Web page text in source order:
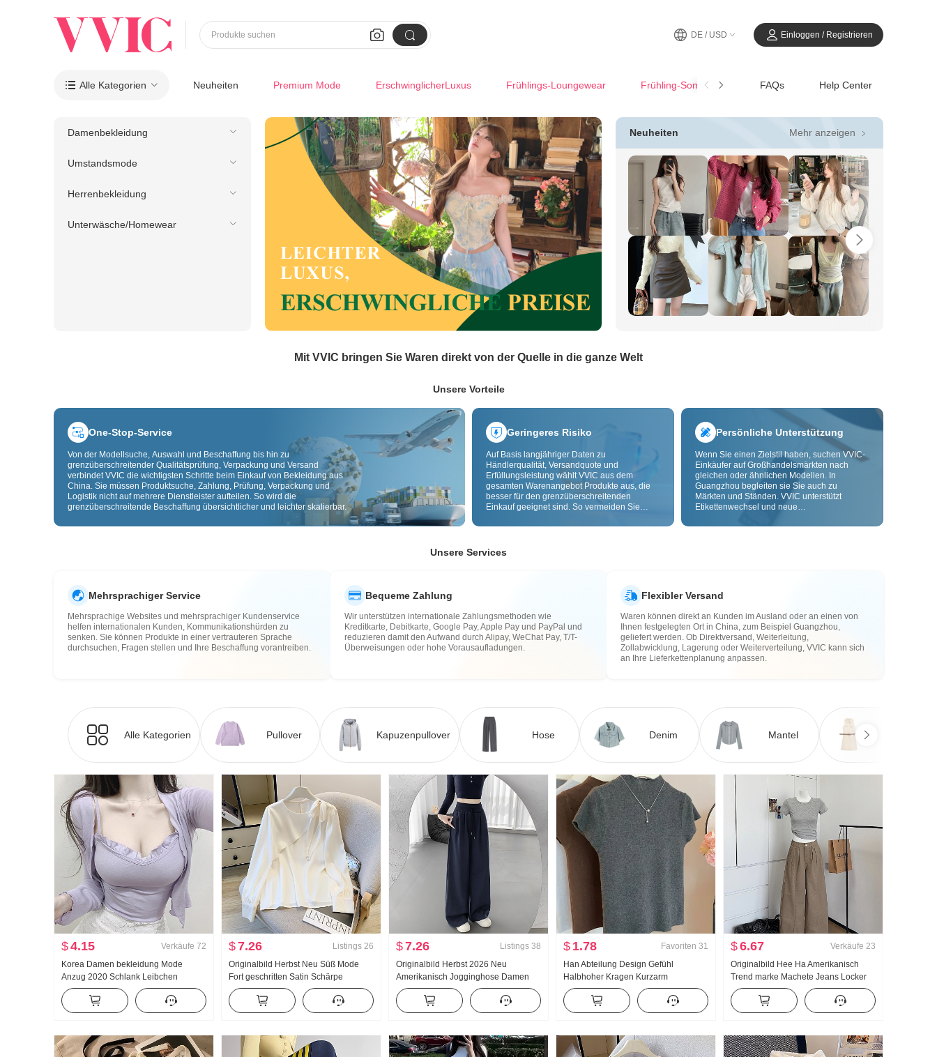
 
Produkte suchen DE / USD Einloggen / Registrieren
 Alle Kategorien Neuheiten Premium Mode ErschwinglicherLuxus Frühlings-Loungewear Frühling-SommerCasual FAQs Help Center
Damenbekleidung
Umstandsmode
Herrenbekleidung
Unterwäsche/Homewear
Neuheiten Mehr anzeigen 
Mit VVIC bringen Sie Waren direkt von der Quelle in die ganze Welt
Unsere Vorteile
One-Stop-Service
Von der Modellsuche, Auswahl und Beschaffung bis hin zu
grenzüberschreitender Qualitätsprüfung, Verpackung und Versand
verbindet VVIC die wichtigsten Schritte beim Einkauf von Bekleidung aus
China. Sie müssen Produktsuche, Zahlung, Prüfung, Verpackung und
Logistik nicht auf mehrere Dienstleister aufteilen. So wird die
grenzüberschreitende Beschaffung übersichtlicher und leichter skalierbar.
Geringeres Risiko
Auf Basis langjähriger Daten zu
Händlerqualität, Versandquote und
Erfüllungsleistung wählt VVIC aus dem
gesamten Warenangebot Produkte aus, die
besser für den grenzüberschreitenden
Einkauf geeignet sind. So vermeiden Sie
riskante Artikel. Cross-Border-
zusätzlich Risiken bei Qualität,
Persönliche Unterstützung
Wenn Sie einen Zielstil haben, suchen VVIC-
Einkäufer auf Großhandelsmärkten nach
gleichen oder ähnlichen Modellen. In
Guangzhou begleiten sie Sie auch zu
Märkten und Ständen. VVIC unterstützt
Etikettenwechsel und neue
Anpassung nach Bild oder Muster, damit Ihre
Unsere Services
Mehrsprachiger Service
Mehrsprachige Websites und mehrsprachiger Kundenservice
helfen internationalen Kunden, Kommunikationshürden zu
senken. Sie können Produkte in einer vertrauteren Sprache
durchsuchen, Fragen stellen und Ihre Beschaffung vorantreiben.
Bequeme Zahlung
Wir unterstützen internationale Zahlungsmethoden wie
Kreditkarte, Debitkarte, Google Pay, Apple Pay und PayPal und
reduzieren damit den Aufwand durch Alipay, WeChat Pay, T/T-
Überweisungen oder hohe Vorausaufladungen.
Flexibler Versand
Waren können direkt an Kunden im Ausland oder an einen von
Ihnen festgelegten Ort in China, zum Beispiel Guangzhou,
geliefert werden. Ob Direktversand, Weiterleitung,
Zollabwicklung, Lagerung oder Weiterverteilung, VVIC kann sich
an Ihre Lieferkettenplanung anpassen.
Alle Kategorien Pullover Kapuzenpullover Hose Denim Mantel
$4.15 Verkäufe 72
Korea Damen bekleidung Mode
Anzug 2020 Schlank Leibchen
Strickjacke Zweiteiliges Set T-Shirt
Top Damen
$7.26 Listings 26
Originalbild Herbst Neu Süß Mode
Fort geschritten Satin Schärpe
Schleife Chiffon Französischer Stil
Hemd Damen oberteile
$7.26 Listings 38
Originalbild Herbst 2026 Neu
Amerikanisch Jogginghose Damen
Niedrige Taille Locker Lässig Breite
Beine Freizeit Wei Hosen Weite Hose
Kind
$ 1.78 Favoriten 31
Han Abteilung Design Gefühl
Halbhoher Kragen Kurzarm
Strickpullover Damen Herbst 2024
Neu Unifarben Vielseitig kombinierbar
Schlank Schlank Top
$6.67 Verkäufe 23
Originalbild Hee Ha Amerikanisch
Trend marke Machete Jeans Locker
Breite Beine Freizeit Hose